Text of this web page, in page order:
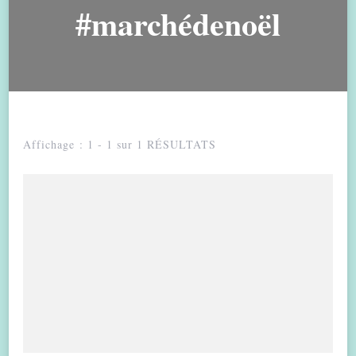
#marchédenoël
Affichage : 1 - 1 sur 1 RÉSULTATS